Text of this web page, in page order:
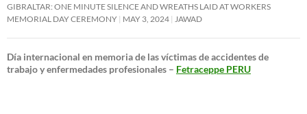
GIBRALTAR: ONE MINUTE SILENCE AND WREATHS LAID AT WORKERS
MEMORIAL DAY CEREMONY MAY 3, 2024 JAWAD
Día internacional en memoria de las víctimas de accidentes de
trabajo y enfermedades profesionales – Fetraceppe PERU